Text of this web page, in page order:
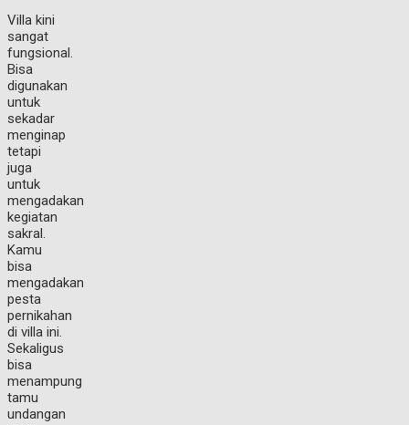
Villa kini
sangat
fungsional.
Bisa
digunakan
untuk
sekadar
menginap
tetapi
juga
untuk
mengadakan
kegiatan
sakral.
Kamu
bisa
mengadakan
pesta
pernikahan
di villa ini.
Sekaligus
bisa
menampung
tamu
undangan